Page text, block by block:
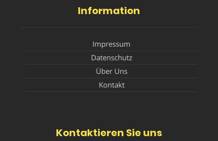
Information
Impressum
Datenschutz
Über Uns
Kontakt
Kontaktieren Sie uns